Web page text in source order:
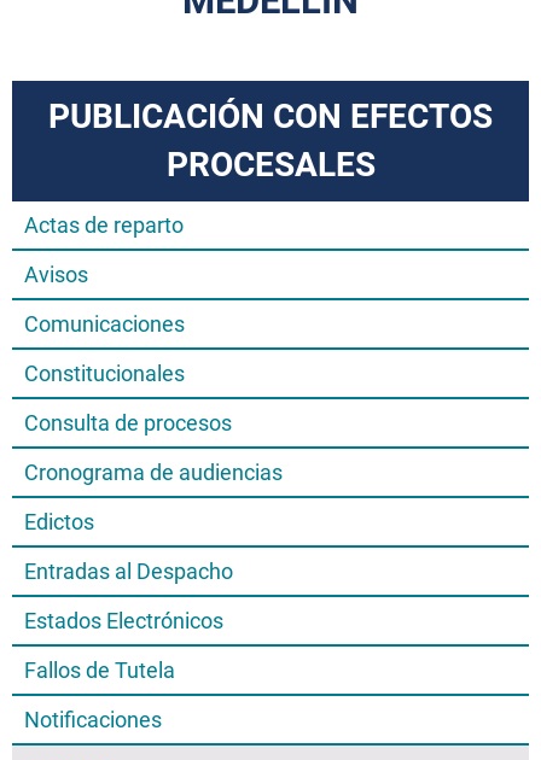
PUBLICACIÓN CON EFECTOS
PROCESALES
Actas de reparto
Avisos
Comunicaciones
Constitucionales
Consulta de procesos
Cronograma de audiencias
Edictos
Entradas al Despacho
Estados Electrónicos
Fallos de Tutela
Notificaciones